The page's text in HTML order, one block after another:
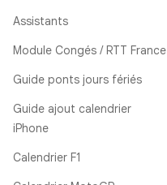
Assistants
Module Congés / RTT France
Guide ponts jours fériés
Guide ajout calendrier
iPhone
Calendrier F1